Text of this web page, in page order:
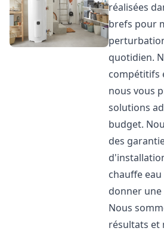
réalisées
brefs pour
quotidien.
compétitifs
nous vous
solutions
budget.
des
chauffe eau
donner
Nous
résultats et